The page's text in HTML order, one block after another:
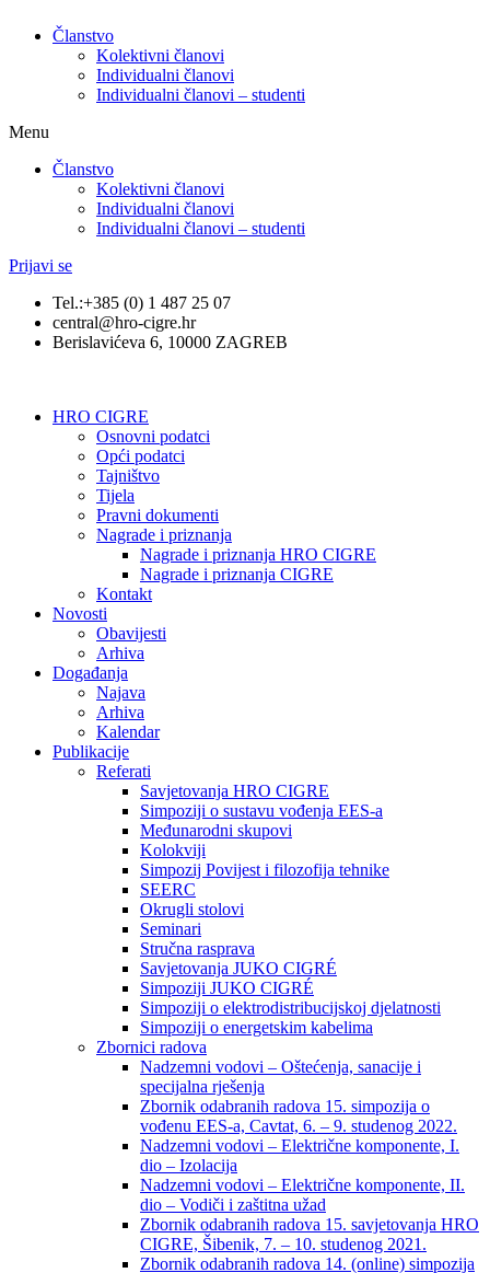
Članstvo
Kolektivni članovi
Individualni članovi
Individualni članovi – studenti
Menu
Članstvo
Kolektivni članovi
Individualni članovi
Individualni članovi – studenti
Prijavi se
Tel.:+385 (0) 1 487 25 07
central@hro-cigre.hr
Berislavićeva 6, 10000 ZAGREB
HRO CIGRE
Osnovni podatci​
Opći podatci
Tajništvo
Tijela
Pravni dokumenti
Nagrade i priznanja
Nagrade i priznanja HRO CIGRE
Nagrade i priznanja CIGRE
Kontakt
Novosti
Obavijesti
Arhiva
Događanja
Najava
Arhiva
Kalendar
Publikacije
Referati
Savjetovanja HRO CIGRE
Simpoziji o sustavu vođenja EES-a
Međunarodni skupovi
Kolokviji​
Simpozij Povijest i filozofija tehnike
SEERC
Okrugli stolovi
Seminari​
Stručna rasprava​
Savjetovanja JUKO CIGRÉ
Simpoziji JUKO CIGRÉ
Simpoziji o elektrodistribucijskoj djelatnosti
Simpoziji o energetskim kabelima
Zbornici radova
Nadzemni vodovi – Oštećenja, sanacije i
specijalna rješenja
Zbornik odabranih radova 15. simpozija o
vođenu EES-a, Cavtat, 6. – 9. studenog 2022.
Nadzemni vodovi – Električne komponente, I.
dio – Izolacija
Nadzemni vodovi – Električne komponente, II.
dio – Vodiči i zaštitna užad
Zbornik odabranih radova 15. savjetovanja HRO
CIGRE, Šibenik, 7. – 10. studenog 2021.
Zbornik odabranih radova 14. (online) simpozija